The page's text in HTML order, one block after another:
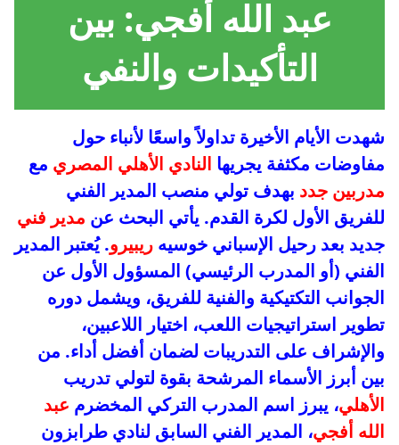
عبد الله أفجي: بين
التأكيدات والنفي
شهدت الأيام الأخيرة تداولاً واسعًا لأنباء حول
مفاوضات مكثفة يجريها النادي الأهلي المصري مع
مدربين جدد بهدف تولي منصب المدير الفني
للفريق الأول لكرة القدم. يأتي البحث عن مدير فني
جديد بعد رحيل الإسباني خوسيه ريبيرو. يُعتبر المدير
الفني (أو المدرب الرئيسي) المسؤول الأول عن
الجوانب التكتيكية والفنية للفريق، ويشمل دوره
تطوير استراتيجيات اللعب، اختيار اللاعبين،
والإشراف على التدريبات لضمان أفضل أداء. من
بين أبرز الأسماء المرشحة بقوة لتولي تدريب
الأهلي، يبرز اسم المدرب التركي المخضرم عبد
الله أفجي، المدير الفني السابق لنادي طرابزون